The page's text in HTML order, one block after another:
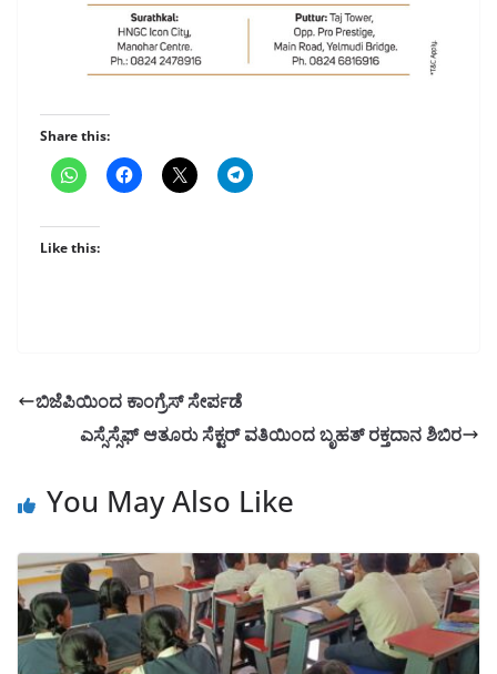
Share this:
Like this:
ಬಿಜೆಪಿಯಿಂದ ಕಾಂಗ್ರೆಸ್ ಸೇರ್ಪಡೆ
ಎಸ್ಸೆಸ್ಸೆಫ್ ಆತೂರು ಸೆಕ್ಟರ್ ವತಿಯಿಂದ ಬೃಹತ್ ರಕ್ತದಾನ ಶಿಬಿರ
You May Also Like